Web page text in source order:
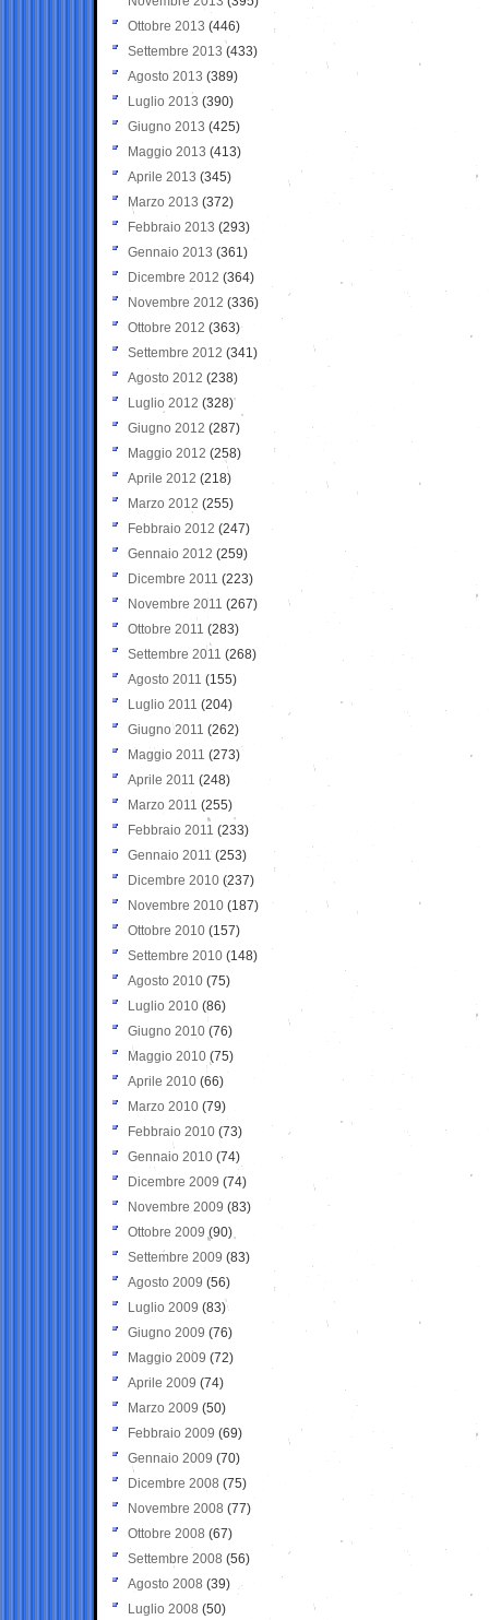
Ottobre 2013 (446)
Settembre 2013 (433)
Agosto 2013 (389)
Luglio 2013 (390)
Giugno 2013 (425)
Maggio 2013 (413)
Aprile 2013 (345)
Marzo 2013 (372)
Febbraio 2013 (293)
Gennaio 2013 (361)
Dicembre 2012 (364)
Novembre 2012 (336)
Ottobre 2012 (363)
Settembre 2012 (341)
Agosto 2012 (238)
Luglio 2012 (328)
Giugno 2012 (287)
Maggio 2012 (258)
Aprile 2012 (218)
Marzo 2012 (255)
Febbraio 2012 (247)
Gennaio 2012 (259)
Dicembre 2011 (223)
Novembre 2011 (267)
Ottobre 2011 (283)
Settembre 2011 (268)
Agosto 2011 (155)
Luglio 2011 (204)
Giugno 2011 (262)
Maggio 2011 (273)
Aprile 2011 (248)
Marzo 2011 (255)
Febbraio 2011 (233)
Gennaio 2011 (253)
Dicembre 2010 (237)
Novembre 2010 (187)
Ottobre 2010 (157)
Settembre 2010 (148)
Agosto 2010 (75)
Luglio 2010 (86)
Giugno 2010 (76)
Maggio 2010 (75)
Aprile 2010 (66)
Marzo 2010 (79)
Febbraio 2010 (73)
Gennaio 2010 (74)
Dicembre 2009 (74)
Novembre 2009 (83)
Ottobre 2009 (90)
Settembre 2009 (83)
Agosto 2009 (56)
Luglio 2009 (83)
Giugno 2009 (76)
Maggio 2009 (72)
Aprile 2009 (74)
Marzo 2009 (50)
Febbraio 2009 (69)
Gennaio 2009 (70)
Dicembre 2008 (75)
Novembre 2008 (77)
Ottobre 2008 (67)
Settembre 2008 (56)
Agosto 2008 (39)
Luglio 2008 (50)